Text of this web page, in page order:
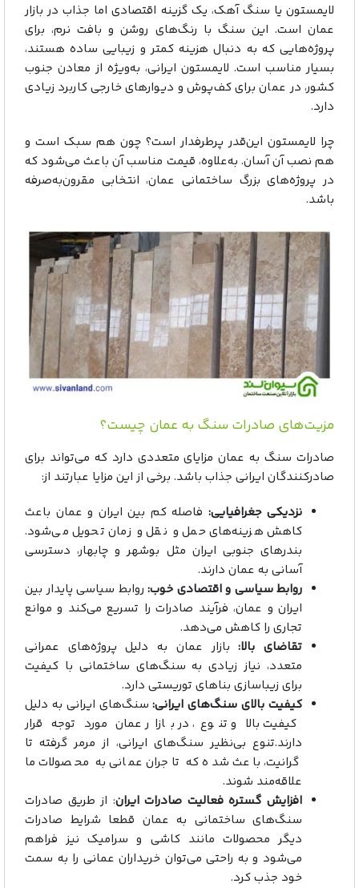
لایمستون یا سنگ آهک، یک گزینه اقتصادی اما جذاب در بازار
عمان است. این سنگ با رنگ‌های روشن و بافت نرم، برای
پروژه‌هایی که به دنبال هزینه کمتر و زیبایی ساده هستند،
بسیار مناسب است. لایمستون ایرانی، به‌ویژه از معادن جنوب
کشور، در عمان برای کف‌پوش و دیوارهای خارجی کاربرد زیادی
دارد.
چرا لایمستون این‌قدر پرطرفدار است؟ چون هم سبک است و
هم نصب آن آسان. به‌علاوه، قیمت مناسب آن باعث می‌شود که
در پروژه‌های بزرگ ساختمانی عمان، انتخابی مقرون‌به‌صرفه
باشد.
مزیت‌های صادرات سنگ به عمان چیست؟
صادرات سنگ به عمان مزایای متعددی دارد که می‌تواند برای
صادرکنندگان ایرانی جذاب باشد. برخی از این مزایا عبارتند از:
نزدیکی جغرافیایی: فاصله کم بین ایران و عمان باعث
کاهش هزینه‌های حمل و نقل و زمان تحویل می‌شود.
بندرهای جنوبی ایران مثل بوشهر و چابهار، دسترسی
آسانی به عمان دارند.
روابط سیاسی و اقتصادی خوب: روابط سیاسی پایدار بین
ایران و عمان، فرآیند صادرات را تسریع می‌کند و موانع
تجاری را کاهش میدهد.
تقاضای بالا:بازار عمان به دلیل پروژه‌های عمرانی
متعدد، نیاز زیادی به سنگ‌های ساختمانی با کیفیت
برای زیباسازی بناهای توریستی دارد.
کیفیت بالای سنگ‌های ایرانی:سنگ‌های ایرانی به دلیل
کیفیت بالا و تنوع، در بازار عمان مورد توجه قرار
دارند.تنوع بی‌نظیر سنگ‌های ایرانی، از مرمر گرفته تا
گرانیت، باعث شده که تاجران عمانی به محصولات ما
علاقه‌مند شوند.
افزایش گستره فعالیت صادرات ایران: از طریق صادرات
سنگ‌های ساختمانی به عمان قطعا شرایط صادرات
دیگر محصولات مانند کاشی و سرامیک نیز فراهم
می‌شود و به راحتی می‌توان خریداران عمانی را به سمت
خود جذب کرد.